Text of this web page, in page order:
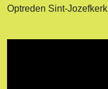
Optreden Sint-